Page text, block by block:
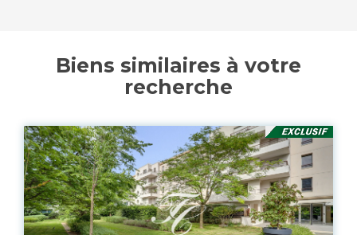
Biens similaires à votre
recherche